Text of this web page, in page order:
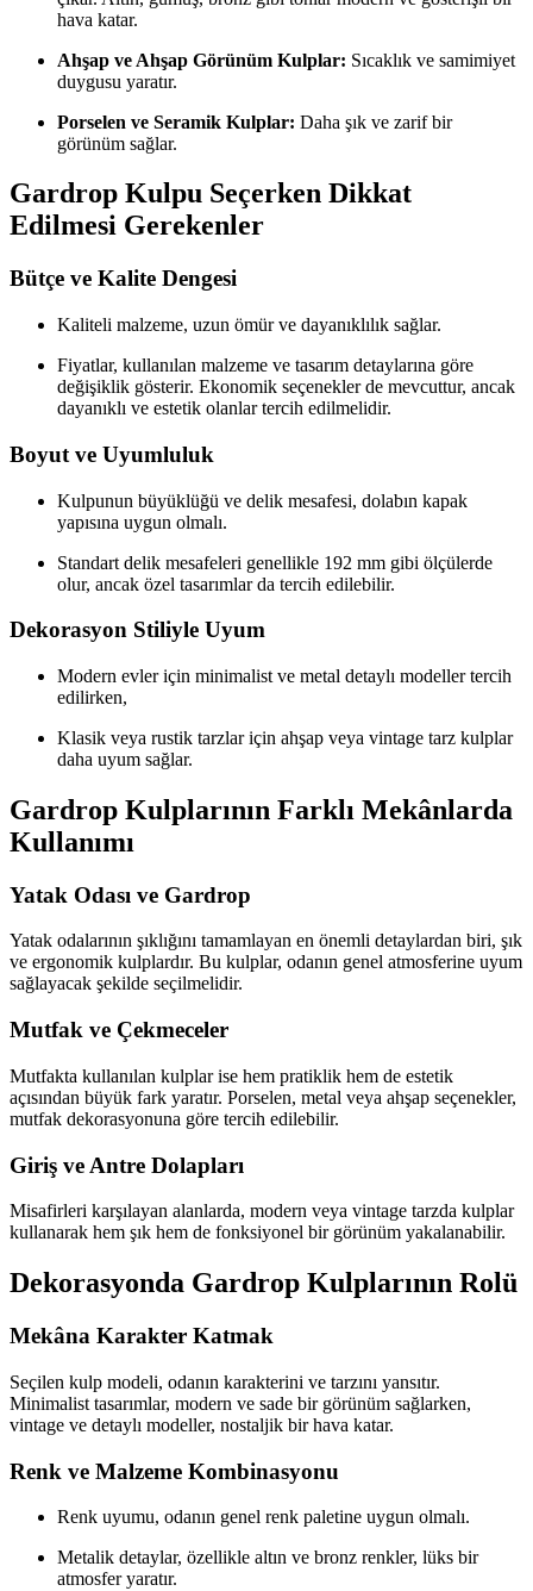
hava katar.
Ahşap ve Ahşap Görünüm Kulplar: Sıcaklık ve samimiyet
duygusu yaratır.
Porselen ve Seramik Kulplar: Daha şık ve zarif bir
görünüm sağlar.
Gardrop Kulpu Seçerken Dikkat
Edilmesi Gerekenler
Bütçe ve Kalite Dengesi
Kaliteli malzeme, uzun ömür ve dayanıklılık sağlar.
Fiyatlar, kullanılan malzeme ve tasarım detaylarına göre
değişiklik gösterir. Ekonomik seçenekler de mevcuttur, ancak
dayanıklı ve estetik olanlar tercih edilmelidir.
Boyut ve Uyumluluk
Kulpunun büyüklüğü ve delik mesafesi, dolabın kapak
yapısına uygun olmalı.
Standart delik mesafeleri genellikle 192 mm gibi ölçülerde
olur, ancak özel tasarımlar da tercih edilebilir.
Dekorasyon Stiliyle Uyum
Modern evler için minimalist ve metal detaylı modeller tercih
edilirken,
Klasik veya rustik tarzlar için ahşap veya vintage tarz kulplar
daha uyum sağlar.
Gardrop Kulplarının Farklı Mekânlarda
Kullanımı
Yatak Odası ve Gardrop
Yatak odalarının şıklığını tamamlayan en önemli detaylardan biri, şık
ve ergonomik kulplardır. Bu kulplar, odanın genel atmosferine uyum
sağlayacak şekilde seçilmelidir.
Mutfak ve Çekmeceler
Mutfakta kullanılan kulplar ise hem pratiklik hem de estetik
açısından büyük fark yaratır. Porselen, metal veya ahşap seçenekler,
mutfak dekorasyonuna göre tercih edilebilir.
Giriş ve Antre Dolapları
Misafirleri karşılayan alanlarda, modern veya vintage tarzda kulplar
kullanarak hem şık hem de fonksiyonel bir görünüm yakalanabilir.
Dekorasyonda Gardrop Kulplarının Rolü
Mekâna Karakter Katmak
Seçilen kulp modeli, odanın karakterini ve tarzını yansıtır.
Minimalist tasarımlar, modern ve sade bir görünüm sağlarken,
vintage ve detaylı modeller, nostaljik bir hava katar.
Renk ve Malzeme Kombinasyonu
Renk uyumu, odanın genel renk paletine uygun olmalı.
Metalik detaylar, özellikle altın ve bronz renkler, lüks bir
atmosfer yaratır.